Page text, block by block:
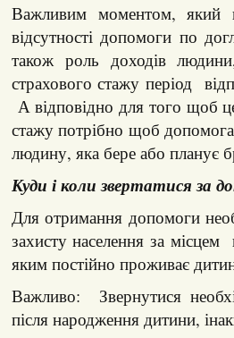
Важливим моментом, який
відсутності допомоги по
також роль доходів
страхового стажу період
А відповідно для того щоб
стажу потрібно щоб
людину, яка бере або планує
Куди і коли звертатися за
Для отримання допомоги
захисту населення за
яким постійно проживає
Важливо: Звернутися
після народження дитини,